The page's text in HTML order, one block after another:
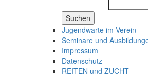
Suchen
Jugendwarte im Verein
Seminare und
Impressum
Datenschutz
REITEN und ZUCHT